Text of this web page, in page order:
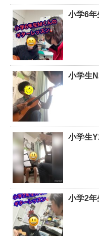
小学6年
小学生
小学生
小学2年